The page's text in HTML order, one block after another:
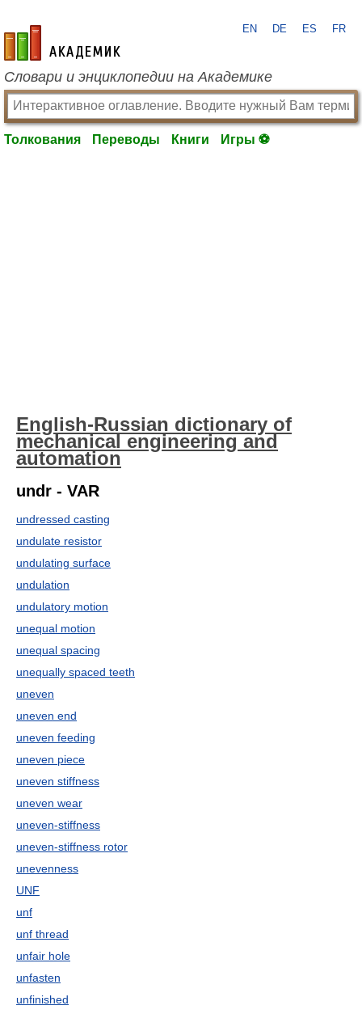
academic.ru
EN DE ES FR
Словари и энциклопедии на Академике
Толкования Переводы Книги Игры ⚽
English-Russian dictionary of
mechanical engineering and
automation
undr - VAR
undressed casting
undulate resistor
undulating surface
undulation
undulatory motion
unequal motion
unequal spacing
unequally spaced teeth
uneven
uneven end
uneven feeding
uneven piece
uneven stiffness
uneven wear
uneven-stiffness
uneven-stiffness rotor
unevenness
UNF
unf
unf thread
unfair hole
unfasten
unfinished